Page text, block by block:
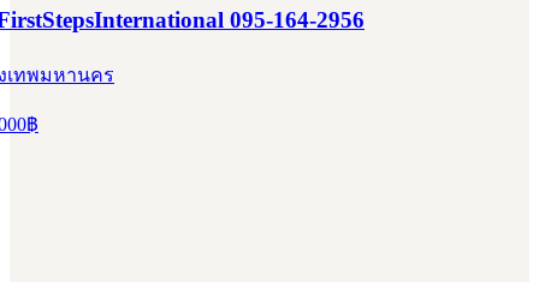
095-164-2956
เทพมหานคร
฿